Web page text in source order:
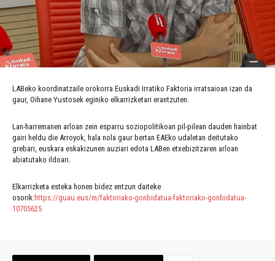
LABeko koordinatzaile orokorra Euskadi Irratiko Faktoria irratsaioan izan da
gaur, Oihane Yustosek eginiko elkarrizketari erantzuten.
Lan-harremanen arloan zein esparru soziopolitikoan pil-pilean dauden hainbat
gairi heldu die Arroyok, hala nola gaur bertan EAEko udaletan deitutako
grebari, euskara eskakizunen auziari edota LABen etxebizitzaren arloan
abiatutako ildoari.
Elkarrizketa esteka honen bidez entzun daiteke
osorik:https://guau.eus/m/faktoriako-gonbidatua-faktoriako-gonbidatua-
10705625